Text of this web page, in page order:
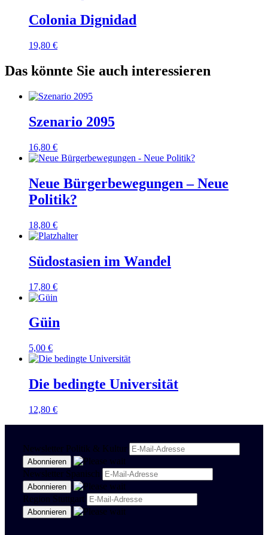
Colonia Dignidad
19,80 €
Das könnte Sie auch interessieren
Szenario 2095
16,80 €
Neue Bürgerbewegungen – Neue
Politik?
18,80 €
Südostasien im Wandel
17,80 €
Güin
5,00 €
Die bedingte Universität
12,80 €
Newsletter Politik & Kultur
Newsletter Spanisch
Region Stuttgart